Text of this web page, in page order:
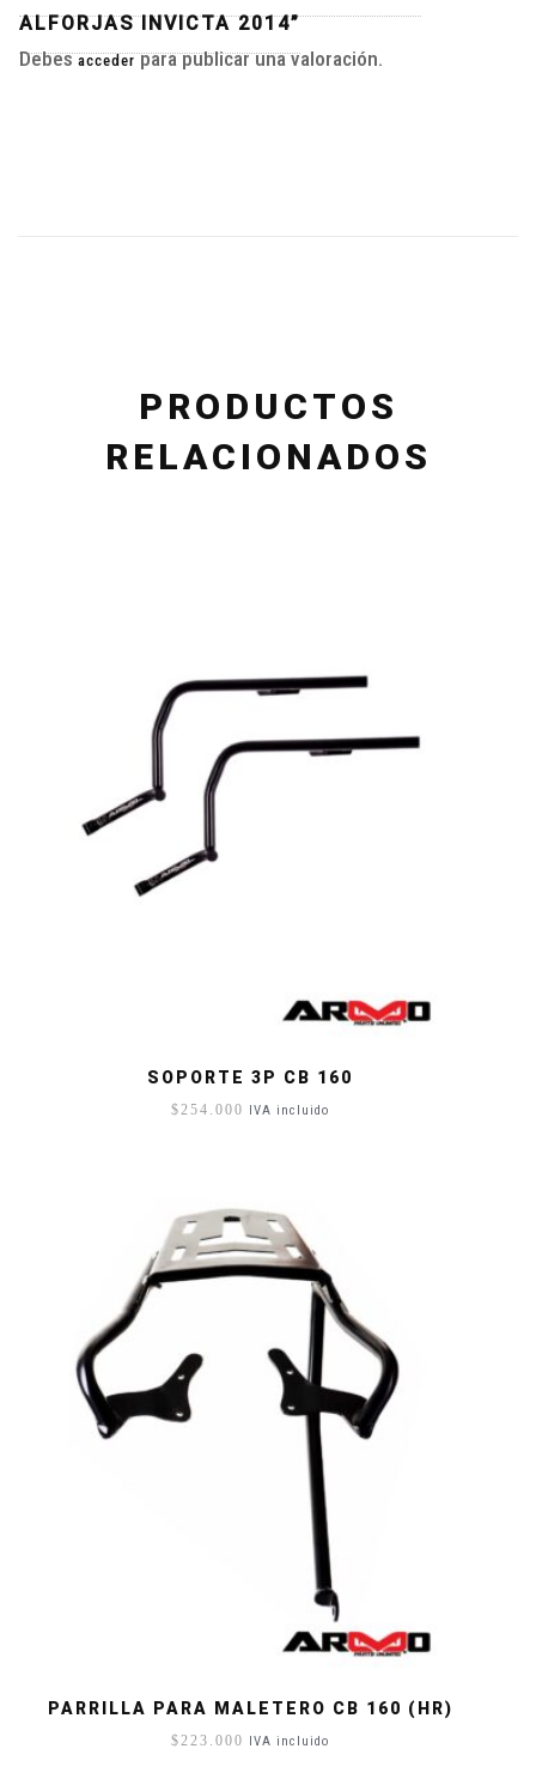
ALFORJAS INVICTA 2014”
Debesaccederpara publicar una valoración.
PRODUCTOS
RELACIONADOS
SOPORTE 3P CB 160
$ 254.000 IVA incluido
PARRILLA PARA MALETERO CB 160 (HR)
$223.000 IVA incluido